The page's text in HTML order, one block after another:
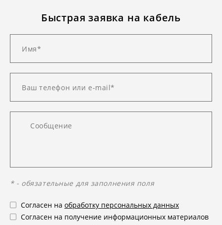
Быстрая заявка на кабель
* - обязательные для заполнения поля
Согласен на обработку персональных данных
Согласен на получение информационных материалов